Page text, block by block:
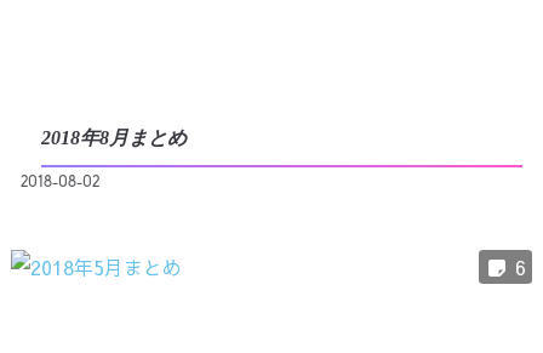
2018年8月まとめ
2018-08-02
6